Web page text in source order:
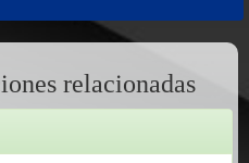
relacionadas